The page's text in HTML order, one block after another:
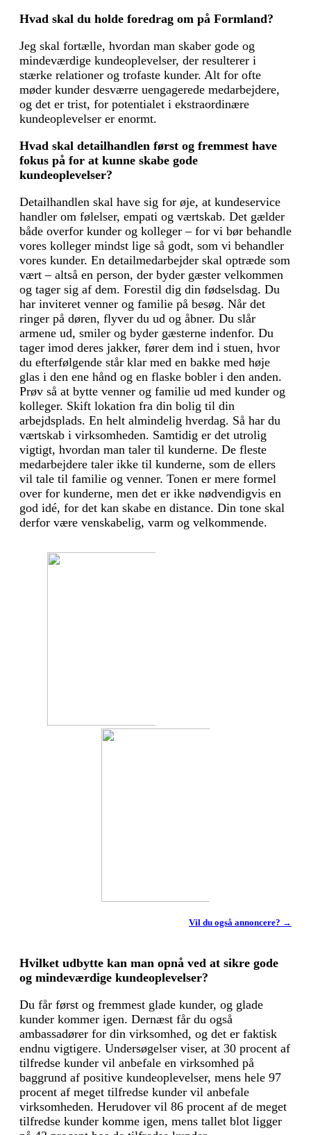
Hvad skal du holde foredrag om på Formland?
Jeg skal fortælle, hvordan man skaber gode og
mindeværdige kundeoplevelser, der resulterer i
stærke relationer og trofaste kunder. Alt for ofte
møder kunder desværre uengagerede medarbejdere,
og det er trist, for potentialet i ekstraordinære
kundeoplevelser er enormt.
Hvad skal detailhandlen først og fremmest have
fokus på for at kunne skabe gode
kundeoplevelser?
Detailhandlen skal have sig for øje, at kundeservice
handler om følelser, empati og værtskab. Det gælder
både overfor kunder og kolleger – for vi bør behandle
vores kolleger mindst lige så godt, som vi behandler
vores kunder. En detailmedarbejder skal optræde som
vært – altså en person, der byder gæster velkommen
og tager sig af dem. Forestil dig din fødselsdag. Du
har inviteret venner og familie på besøg. Når det
ringer på døren, flyver du ud og åbner. Du slår
armene ud, smiler og byder gæsterne indenfor. Du
tager imod deres jakker, fører dem ind i stuen, hvor
du efterfølgende står klar med en bakke med høje
glas i den ene hånd og en flaske bobler i den anden.
Prøv så at bytte venner og familie ud med kunder og
kolleger. Skift lokation fra din bolig til din
arbejdsplads. En helt almindelig hverdag. Så har du
værtskab i virksomheden. Samtidig er det utrolig
vigtigt, hvordan man taler til kunderne. De fleste
medarbejdere taler ikke til kunderne, som de ellers
vil tale til familie og venner. Tonen er mere formel
over for kunderne, men det er ikke nødvendigvis en
god idé, for det kan skabe en distance. Din tone skal
derfor være venskabelig, varm og velkommende.
Vil du også annoncere? →
Hvilket udbytte kan man opnå ved at sikre gode
og mindeværdige kundeoplevelser?
Du får først og fremmest glade kunder, og glade
kunder kommer igen. Dernæst får du også
ambassadører for din virksomhed, og det er faktisk
endnu vigtigere. Undersøgelser viser, at 30 procent af
tilfredse kunder vil anbefale en virksomhed på
baggrund af positive kundeoplevelser, mens hele 97
procent af meget tilfredse kunder vil anbefale
virksomheden. Herudover vil 86 procent af de meget
tilfredse kunder komme igen, mens tallet blot ligger